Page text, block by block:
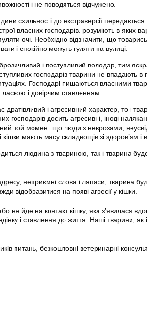
і не поводяться відчужено.
схильності до екстраверсії передається
власних господарів, розуміють в яких
очі. Необхідно відзначити, що
і спокійно можуть гуляти на вулиці.
і поступливий володар, тим
господарів тварини не впадають в
Господарі пишаються власними
і довірчим ставленням.
і агресивний характер, то і
господарів досить агресивні, іноді
той момент що люди з неврозами,
мають масу складнощів зі здоров’ям і
людина з твариною, так і тварина
неприємні слова і ляпаси, тварина
відобразитися на появі агресії у кішки.
не йде на контакт кішку, яка з’явилася
і ставлення до життя. Наші тварини, як
питань, безкоштовні ветеринарні